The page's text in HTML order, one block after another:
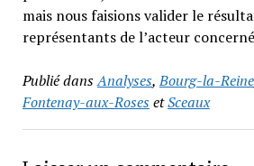
mais nous faisions valider le
représentants de l’acteur
Publié dansAnalyses,Bourg-la-Reine
Fontenay-aux-RosesetSceaux